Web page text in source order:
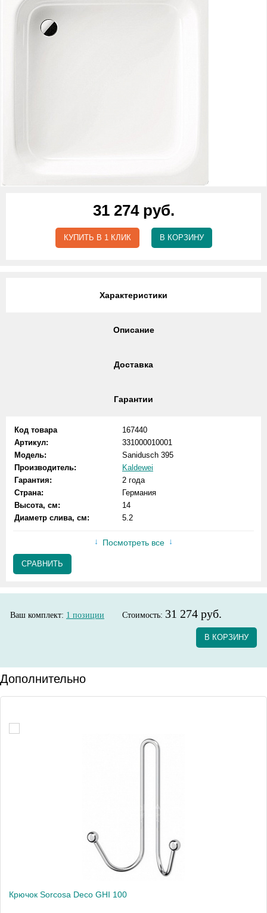
31 274 руб.
КУПИТЬ В 1 КЛИК В КОРЗИНУ
Характеристики
Описание
Доставка
Гарантии
Код товара
167440
Артикул:
331000010001
Модель:
Sanidusch 395
Производитель:
Kaldewei
Гарантия:
2 года
Страна:
Германия
Высота, см:
14
Диаметр слива, см:
5.2
Посмотреть все
СРАВНИТЬ
Ваш комплект: 1 позиции Стоимость: 31 274 руб.
В КОРЗИНУ
Дополнительно
Крючок Sorcosa Deco GHI 100